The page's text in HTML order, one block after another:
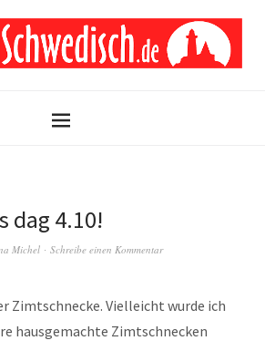
dag 4.10!
Michel Schreibe einen Kommentar
Zimtschnecke. Vielleicht wurde ich
hausgemachte Zimtschnecken